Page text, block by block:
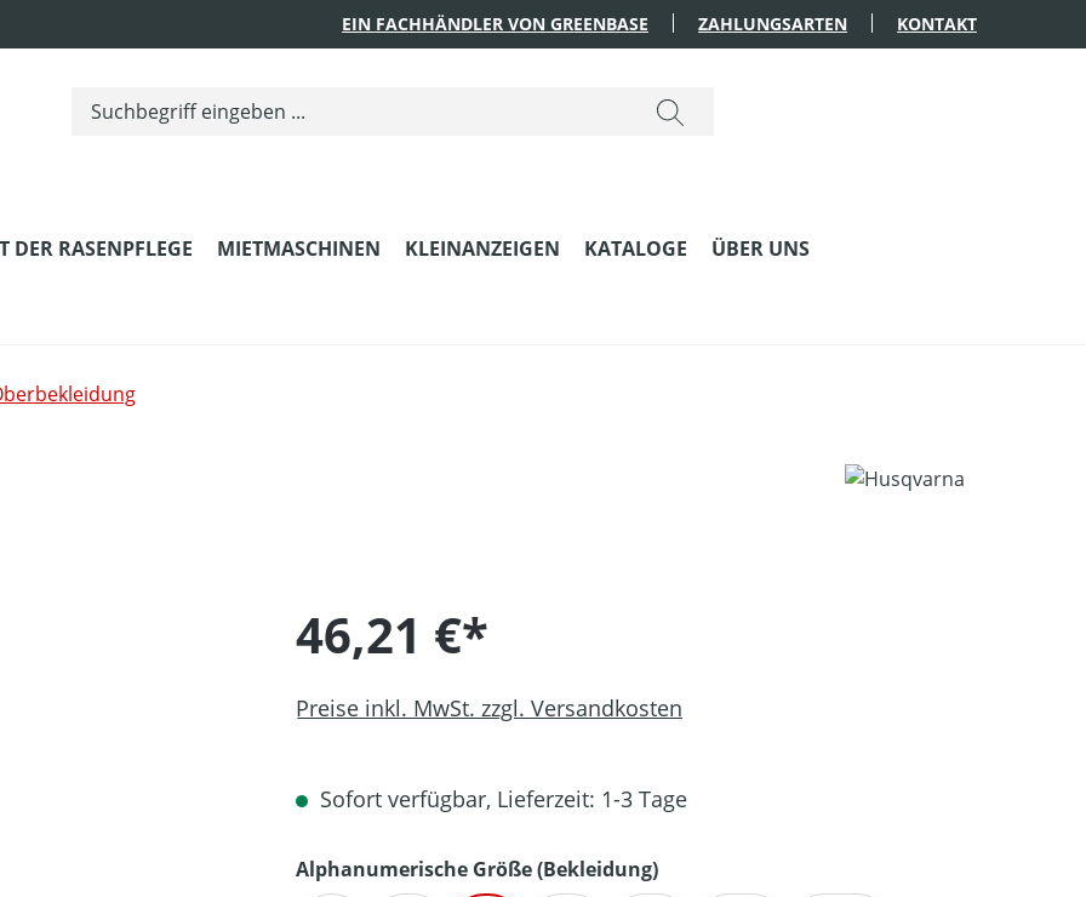
EIN FACHHÄNDLER VON GREENBASE ZAHLUNGSARTEN KONTAKT
DER RASENPFLEGE MIETMASCHINEN KLEINANZEIGEN KATALOGE ÜBER UNS
46,21 €*
Preise inkl. MwSt. zzgl. Versandkosten
Sofort verfügbar, Lieferzeit: 1-3 Tage
Alphanumerische Größe (Bekleidung)auswählen